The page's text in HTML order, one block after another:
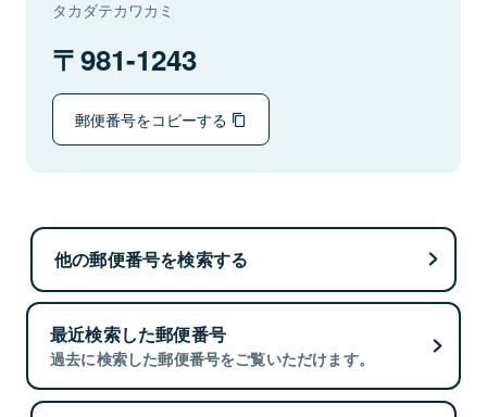
タカダテカワカミ
981-1243
郵便番号をコピーする
他の郵便番号を検索する
最近検索した郵便番号
過去に検索した郵便番号をご覧いただけます。